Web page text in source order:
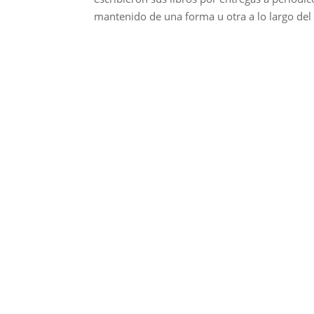
mantenido de una forma u otra a lo largo del